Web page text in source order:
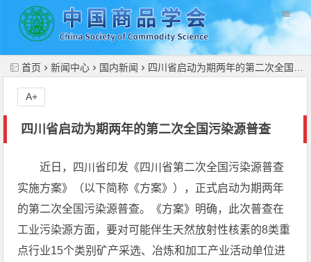
首页 新闻中心 国内新闻 四川省启动为期两年的第二次全国污染源普查
四川省启动为期两年的第二次全国污染源普查
A+
近日，四川省印发《四川省第二次全国污染源普查
实施方案》（以下简称《方案》），正式启动为期两年
的第二次全国污染源普查。《方案》明确，此次普查在
工业污染源方面，要对可能伴生天然放射性核素的8类重
点行业15个类别矿产采选、冶炼和加工产业活动单位进